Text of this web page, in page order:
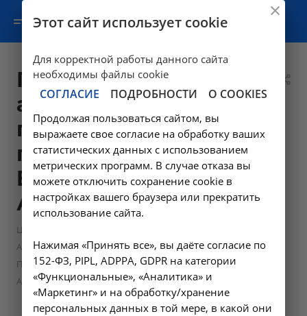
Прием врача-
акушера-
гинеколога
первичный -
B01.001.001 в
Ангарске
Цены в Ангарске
Амбулаторно-поликлинические услуги в Ангарске —
Прием врача-акушера-гинеколога первичный - B01.001.001 в
Ангарске
Этот сайт использует cookie
Для корректной работы данного сайта
необходимы файлы cookie
СОГЛАСИЕ ПОДРОБНОСТИ О COOKIES
Продолжая пользоваться сайтом, вы
выражаете свое согласие на обработку ваших
статистических данных с использованием
метрических программ. В случае отказа вы
можете отключить сохранение cookie в
настройках вашего браузера или прекратить
использование сайта.
Нажимая «Принять все», вы даёте согласие по
152-ФЗ, PIPL, ADPPA, GDPR на категории
«Функциональные», «Аналитика» и
«Маркетинг» и на обработку/хранение
персональных данных в той мере, в какой они